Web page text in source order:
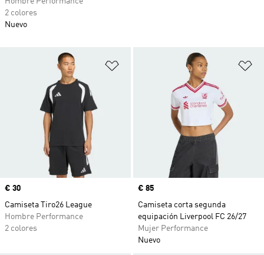
Añadir a la lista de deseos
Precio
€ 30
Camiseta Tiro26 League
Hombre Performance
2 colores
Precio
€ 85
Camiseta corta segunda
equipación Liverpool FC 26/27
Mujer Performance
Nuevo
2 colores
Nuevo